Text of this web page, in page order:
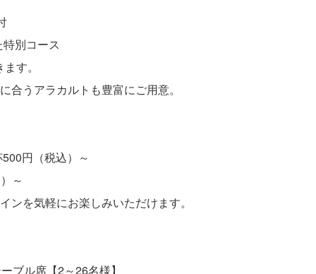
別コース
す。
うアラカルトも豊富にご用意。
円（税込）～
～
を気軽にお楽しみいただけます。
ブル席【2～26名様】